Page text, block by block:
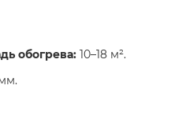
обогрева: 10–18 м².​